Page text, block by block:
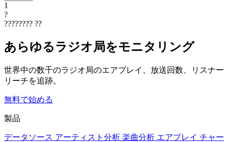
1
?
???????? ??
あらゆるラジオ局をモニタリング
世界中の数千のラジオ局のエアプレイ、放送回数、リスナー
リーチを追跡。
無料で始める
製品
データソース アーティスト分析 楽曲分析 エアプレイ チャー